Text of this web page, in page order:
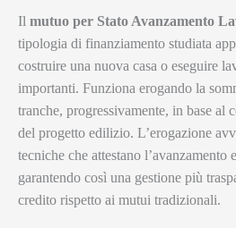
Il mutuo per Stato Avanzamento
tipologia di finanziamento studiata
costruire una nuova casa o eseguire
importanti. Funziona erogando la
tranche, progressivamente, in base al
del progetto edilizio. L’erogazione
tecniche che attestano
garantendo così una gestione più
credito rispetto ai mutui tradizionali.